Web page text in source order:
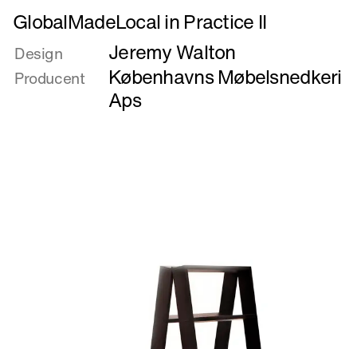
Læs
mere
om
GlobalMadeLocal
in
GlobalMadeLocal in Practice II
Design Jeremy Walton
Producent
Københavns Møbelsnedkeri
Aps